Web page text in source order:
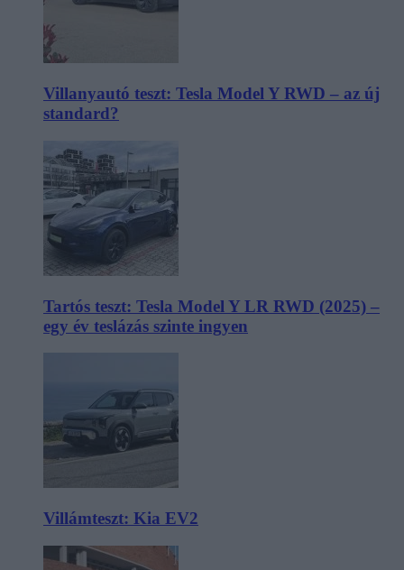
Villanyautó teszt: Tesla Model Y RWD – az új
standard?
Tartós teszt: Tesla Model Y LR RWD (2025) –
egy év teslázás szinte ingyen
Villámteszt: Kia EV2